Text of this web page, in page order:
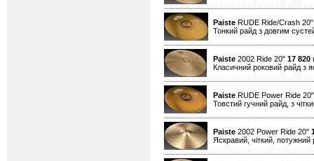
Paiste RUDE Ride/Crash
Тонкий райд з довгим
Paiste 2002 Ride 20" 17 820
Класичний роковий райд з
Paiste RUDE Power Ride
Товстий гучний райд, з
Paiste 2002 Power Ride 20"
Яскравий, чіткий, потужний